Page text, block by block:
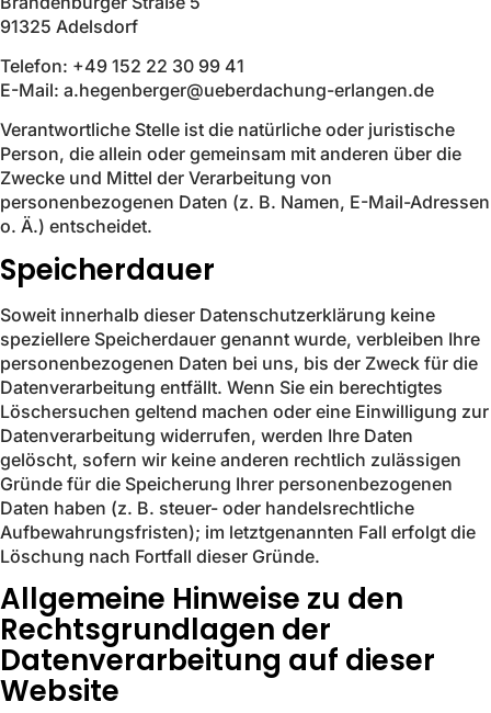
91325 Adelsdorf
Telefon: +49 152 22 30 99 41
E-Mail: a.hegenberger@ueberdachung-erlangen.de
Verantwortliche Stelle ist die natürliche oder juristische
Person, die allein oder gemeinsam mit anderen über die
Zwecke und Mittel der Verarbeitung von
personenbezogenen Daten (z. B. Namen, E-Mail-Adressen
o. Ä.) entscheidet.
Speicherdauer
Soweit innerhalb dieser Datenschutzerklärung keine
speziellere Speicherdauer genannt wurde, verbleiben Ihre
personenbezogenen Daten bei uns, bis der Zweck für die
Datenverarbeitung entfällt. Wenn Sie ein berechtigtes
Löschersuchen geltend machen oder eine Einwilligung zur
Datenverarbeitung widerrufen, werden Ihre Daten
gelöscht, sofern wir keine anderen rechtlich zulässigen
Gründe für die Speicherung Ihrer personenbezogenen
Daten haben (z. B. steuer- oder handelsrechtliche
Aufbewahrungsfristen); im letztgenannten Fall erfolgt die
Löschung nach Fortfall dieser Gründe.
Allgemeine Hinweise zu den
Rechtsgrundlagen der
Datenverarbeitung auf dieser
Website